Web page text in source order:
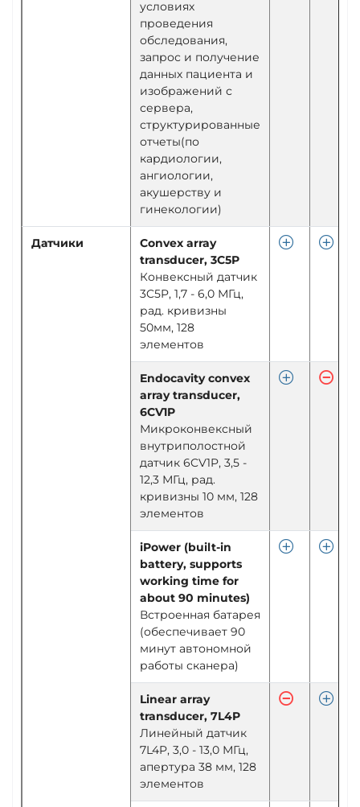
условиях
проведения
обследования,
запрос и получение
данных пациента и
изображений с
сервера,
структурированные
отчеты(по
кардиологии,
ангиологии,
акушерству и
гинекологии)
Датчики
Convex array
transducer, 3C5P
Конвексный датчик
3C5P, 1,7 - 6,0 МГц,
рад. кривизны
50мм, 128
элементов
Endocavity convex
array transducer,
6CV1P
Микроконвексный
внутриполостной
датчик 6CV1P, 3,5 -
12,3 МГц, рад.
кривизны 10 мм, 128
элементов
iPower (built-in
battery, supports
working time for
about 90 minutes)
Встроенная батарея
(обеспечивает 90
минут автономной
работы сканера)
Linear array
transducer, 7L4P
Линейный датчик
7L4P, 3,0 - 13,0 МГц,
апертура 38 мм, 128
элементов